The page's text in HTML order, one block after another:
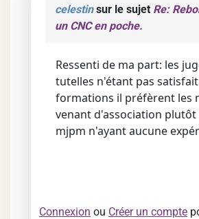
celestinsur le sujet Re:
un CNC en poche.
Ressenti de ma part: les
tutelles n'étant pas
formations il préfèrent les
venant d'association plutôt
mjpm n'ayant aucune
Connexion ou Créer un compte